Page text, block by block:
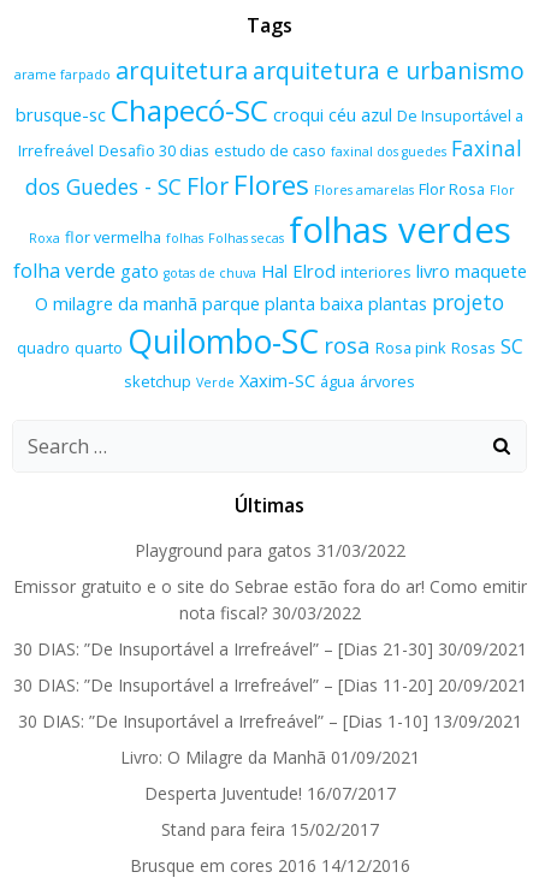
Tags
arame farpado arquitetura arquitetura e urbanismo
brusque-sc Chapecó-SC croqui céu azul De Insuportável a
Irrefreável Desafio 30 dias estudo de caso faxinal dos guedes Faxinal
dos Guedes - SC Flor Flores Flores amarelas Flor Rosa Flor
Roxa flor vermelha folhas Folhas secas folhas verdes
folha verde gato gotas de chuva Hal Elrod interiores livro maquete
O milagre da manhã parque planta baixa plantas projeto
quadro quarto Quilombo-SC rosa Rosa pink Rosas SC
sketchup Verde Xaxim-SC água árvores
Search
Últimas
Playground para gatos 31/03/2022
Emissor gratuito e o site do Sebrae estão fora do ar! Como emitir
nota fiscal? 30/03/2022
30 DIAS: ”De Insuportável a Irrefreável” – [Dias 21-30] 30/09/2021
30 DIAS: ”De Insuportável a Irrefreável” – [Dias 11-20] 20/09/2021
30 DIAS: ”De Insuportável a Irrefreável” – [Dias 1-10] 13/09/2021
Livro: O Milagre da Manhã 01/09/2021
Desperta Juventude! 16/07/2017
Stand para feira 15/02/2017
Brusque em cores 2016 14/12/2016